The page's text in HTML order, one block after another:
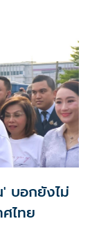
บอกยังไม่
ไทย